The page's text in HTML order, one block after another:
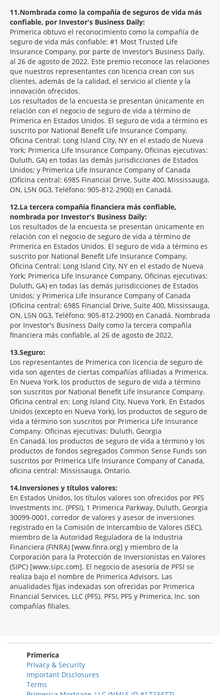
11 Nombrada como la compañía de seguros de vida más
confiable, por Investor's Business Daily:
Primerica obtuvo el reconocimiento como la compañía de
seguro de vida más confiable: #1 Most Trusted Life
Insurance Company, por parte de Investor’s Business Daily,
al 26 de agosto de 2022. Este premio reconoce las relaciones
que nuestros representantes con licencia crean con sus
clientes, además de la calidad, el servicio al cliente y la
innovación ofrecidos.
Los resultados de la encuesta se presentan únicamente en
relación con el negocio de seguro de vida a término de
Primerica en Estados Unidos. El seguro de vida a término es
suscrito por National Benefit Life Insurance Company,
Oficina Central: Long Island City, NY en el estado de Nueva
York; Primerica Life Insurance Company, Oficinas ejecutivas:
Duluth, GA) en todas las demás jurisdicciones de Estados
Unidos; y Primerica Life Insurance Company of Canada
(Oficina central: 6985 Financial Drive, Suite 400, Mississauga,
ON, L5N 0G3, Teléfono: 905-812-2900) en Canadá.
12 La tercera compañía financiera más confiable,
nombrada por Investor's Business Daily:
Los resultados de la encuesta se presentan únicamente en
relación con el negocio de seguro de vida a término de
Primerica en Estados Unidos. El seguro de vida a término es
suscrito por National Benefit Life Insurance Company,
Oficina Central: Long Island City, NY en el estado de Nueva
York; Primerica Life Insurance Company, Oficinas ejecutivas:
Duluth, GA) en todas las demás jurisdicciones de Estados
Unidos; y Primerica Life Insurance Company of Canada
(Oficina central: 6985 Financial Drive, Suite 400, Mississauga,
ON, L5N 0G3, Teléfono: 905-812-2900) en Canadá. Nombrada
por Investor's Business Daily como la tercera compañía
financiera más confiable, al 26 de agosto de 2022.
13 Seguro:
Los representantes de Primerica con licencia de seguro de
vida son agentes de ciertas compañías afiliadas a Primerica.
En Nueva York, los productos de seguro de vida a término
son suscritos por National Benefit Life Insurance Company.
Oficina central en: Long Island City, Nueva York. En Estados
Unidos (excepto en Nueva York), los productos de seguro de
vida a término son suscritos por Primerica Life Insurance
Company. Oficinas ejecutivas: Duluth, Georgia
En Canadá, los productos de seguro de vida a término y los
productos de fondos segregados Common Sense Funds son
suscritos por Primerica Life Insurance Company of Canada,
oficina central: Mississauga, Ontario.
14 Inversiones y títulos valores:
En Estados Unidos, los títulos valores son ofrecidos por PFS
Investments Inc. (PFSI), 1 Primerica Parkway, Duluth, Georgia
30099-0001, corredor de valores y asesor de inversiones
registrado en la Comisión de Intercambio de Valores (SEC),
miembro de la Autoridad Reguladora de la Industria
Financiera (FINRA) [www.finra.org] y miembro de la
Corporación para la Protección de Inversionistas en Valores
(SIPC) [www.sipc.com]. El negocio de asesoría de PFSI se
realiza bajo el nombre de Primerica Advisors. Las
anualidades fijas indexadas son ofrecidas por Primerica
Financial Services, LLC (PFS). PFSI, PFS y Primerica, Inc. son
compañías filiales.
Primerica
Privacy & Security
Important Disclosures
Terms